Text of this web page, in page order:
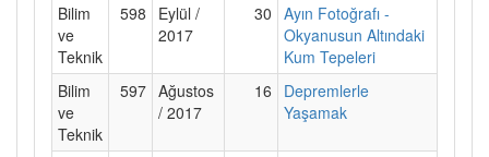
Bilim
ve
Teknik
598
Eylül /
2017
30 Ayın Fotoğrafı -
Okyanusun Altındaki
Kum Tepeleri
Bilim
ve
Teknik
597 Ağustos
/ 2017
16
Depremlerle
Yaşamak